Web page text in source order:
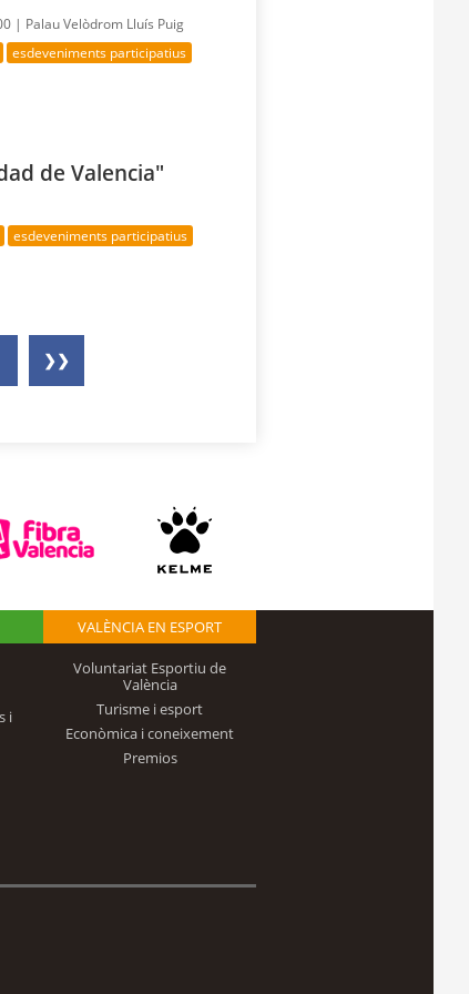
| Palau Velòdrom Lluís Puig
esdeveniments participatius
de Valencia"
esdeveniments participatius
❯❯
i
VALÈNCIA EN ESPORT
Voluntariat Esportiu de
València
Turisme i esport
Econòmica i coneixement
Premios